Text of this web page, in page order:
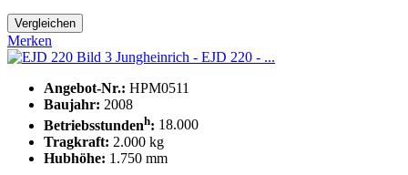
Vergleichen
Merken
Jungheinrich - EJD 220 - ...
Angebot-Nr.: HPM0511
Baujahr: 2008
Betriebsstundenh: 18.000
Tragkraft: 2.000 kg
Hubhöhe: 1.750 mm